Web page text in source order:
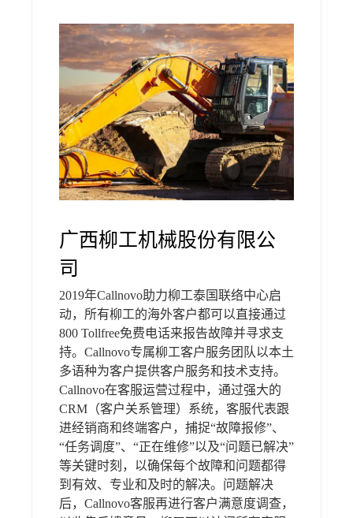
广西柳工机械股份有限公
司
2019年Callnovo助力柳工泰国联络中心启
动，所有柳工的海外客户都可以直接通过
800 Tollfree免费电话来报告故障并寻求支
持。Callnovo专属柳工客户服务团队以本土
多语种为客户提供客户服务和技术支持。
Callnovo在客服运营过程中，通过强大的
CRM（客户关系管理）系统，客服代表跟
进经销商和终端客户，捕捉“故障报修”、
“任务调度”、“正在维修”以及“问题已解决”
等关键时刻，以确保每个故障和问题都得
到有效、专业和及时的解决。问题解决
后，Callnovo客服再进行客户满意度调查，